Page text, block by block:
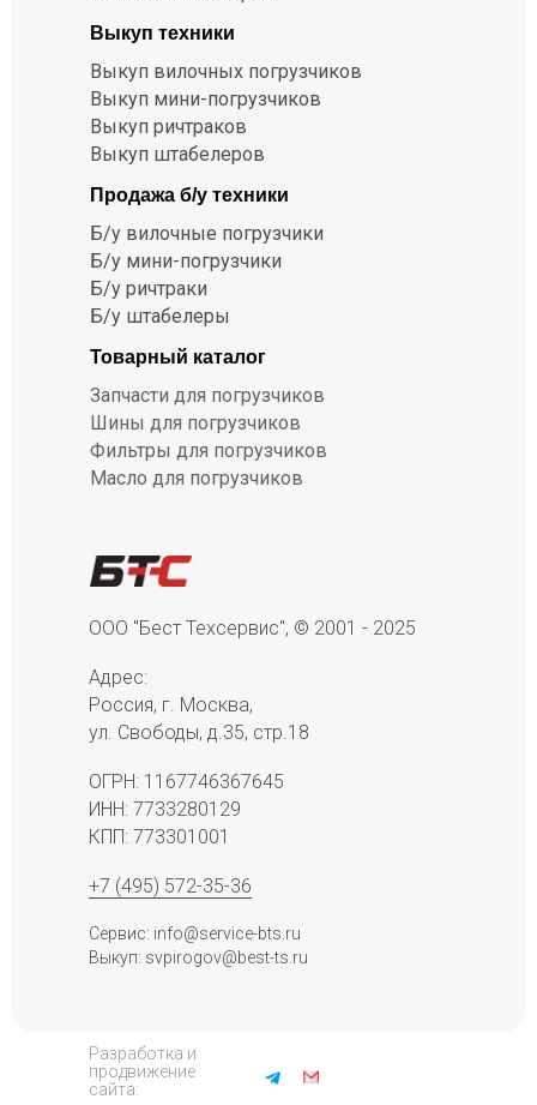
Выкуп техники
Выкуп вилочных погрузчиков
Выкуп мини-погрузчиков
Выкуп ричтраков
Выкуп штабелеров
Продажа б/у техники
Б/у вилочные погрузчики
Б/у мини-погрузчики
Б/у ричтраки
Б/у штабелеры
Товарный каталог
Запчасти для погрузчиков
Шины для погрузчиков
Фильтры для погрузчиков
Масло для погрузчиков
ООО "Бест Техсервис", © 2001 - 2025
Адрес:
Россия, г. Москва,
ул. Свободы, д.35, стр.18
ОГРН: 1167746367645
ИНН: 7733280129
КПП: 773301001
+7 (495) 572-35-36
Сервис: info@service-bts.ru
Выкуп: svpirogov@best-ts.ru
Разработка и
продвижение
сайта: